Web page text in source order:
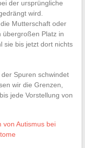
der ursprüngliche
wird.
Mutterschaft oder
übergroßen Platz in
sie bis jetzt dort nichts
Spuren schwindet
wir die Grenzen,
jede Vorstellung von
von Autismus bei